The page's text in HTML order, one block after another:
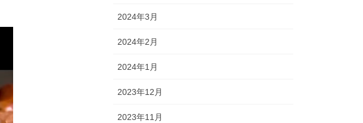
2024年3月
2024年2月
2024年1月
2023年12月
2023年11月